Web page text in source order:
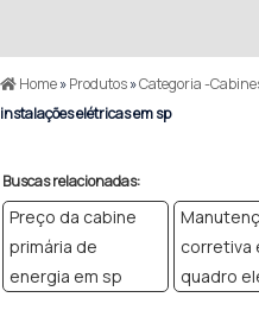
Home»Produtos»Categoria -
instalações elétricas em sp
Buscas relacionadas:
Preço da cabine
primária de
energia em sp
corretiva
quadro